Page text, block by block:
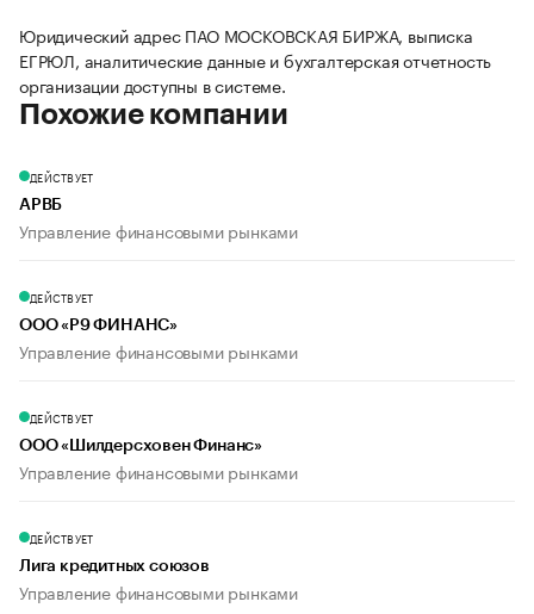
Юридический адрес ПАО МОСКОВСКАЯ БИРЖА, выписка
ЕГРЮЛ, аналитические данные и бухгалтерская отчетность
организации доступны в системе.
Похожие компании
ДЕЙСТВУЕТ
АРВБ
Управление финансовыми рынками
ДЕЙСТВУЕТ
ООО «Р9 ФИНАНС»
Управление финансовыми рынками
ДЕЙСТВУЕТ
ООО «Шилдерсховен Финанс»
Управление финансовыми рынками
ДЕЙСТВУЕТ
Лига кредитных союзов
Управление финансовыми рынками